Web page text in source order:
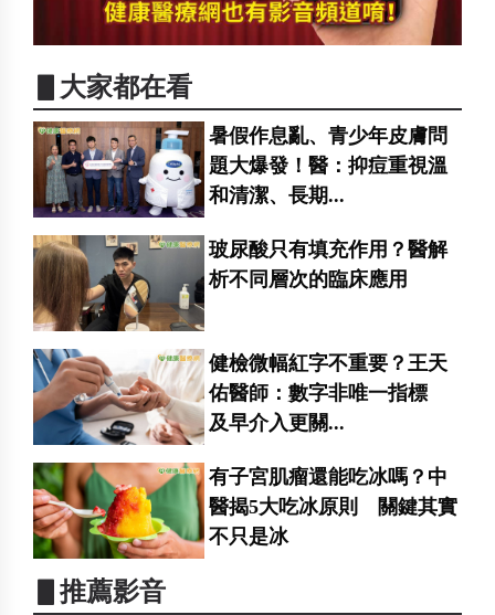
▋大家都在看
暑假作息亂、青少年皮膚問
題大爆發！醫：抑痘重視溫
和清潔、長期...
玻尿酸只有填充作用？醫解
析不同層次的臨床應用
健檢微幅紅字不重要？王天
佑醫師：數字非唯一指標
及早介入更關...
有子宮肌瘤還能吃冰嗎？中
醫揭5大吃冰原則 關鍵其實
不只是冰
▋推薦影音